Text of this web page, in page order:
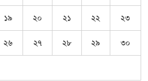
১৯ ২০ ২১ ২২ ২৩
২৬ ২৭ ২৮ ২৯ ৩০